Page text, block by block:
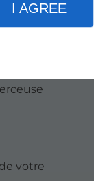
I AGREE
votre